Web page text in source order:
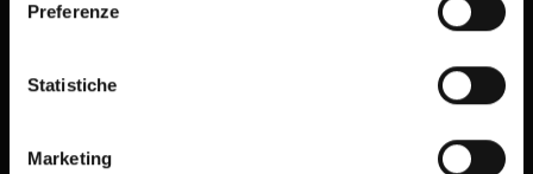
raccogliere informazioni sulla tua posizione
geografica, con un'approssimazione di qualche
Identificare il tuo dispositivo, scansionandolo
Preferenze
Statistiche
Marketing
FAQ - Frequently Asked Questions DSE